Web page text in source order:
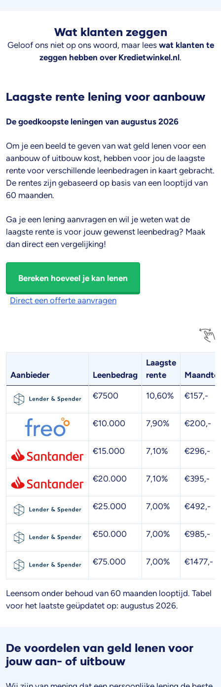
Wat klanten zeggen
Geloof ons niet op ons woord, maar lees wat klanten te
zeggen hebben over Kredietwinkel.nl.
Laagste rente lening voor aanbouw
De goedkoopste leningen van augustus 2026
Om je een beeld te geven van wat geld lenen voor een
aanbouw of uitbouw kost, hebben voor jou de laagste
rente voor verschillende leenbedragen in kaart gebracht.
De rentes zijn gebaseerd op basis van een looptijd van
60 maanden.
Ga je een lening aanvragen en wil je weten wat de
laagste rente is voor jouw gewenst leenbedrag? Maak
dan direct een vergelijking!
Bereken hoeveel je kan lenen
Direct een offerte aanvragen
Aanbieder Leenbedrag
Laagste
rente
€7500 10,60% €157,-
€10.000 7,90% €200,-
€15.000 7,10% €296,-
€20.000 7,10% €395,-
€25.000 7,00% €492,-
€50.000 7,00% €985,-
€75.000 7,00% €1477,-
Leensom onder behoud van 60 maanden looptijd. Tabel
voor het laatste geüpdatet op: augustus 2026.
De voordelen van geld lenen voor
jouw aan- of uitbouw